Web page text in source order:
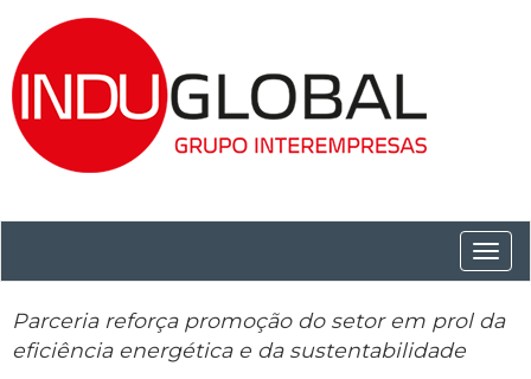
Parceria reforça promoção do setor em prol da
eficiência energética e da sustentabilidade